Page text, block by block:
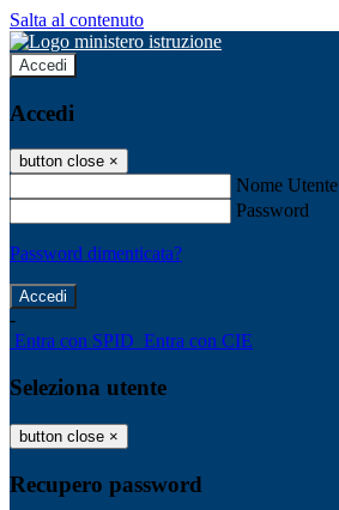
Salta al contenuto
Accedi
Accedi
button close ×
Nome Utente
Password
Password dimenticata?
-
Entra con SPID Entra con CIE
Seleziona utente
button close ×
Recupero password